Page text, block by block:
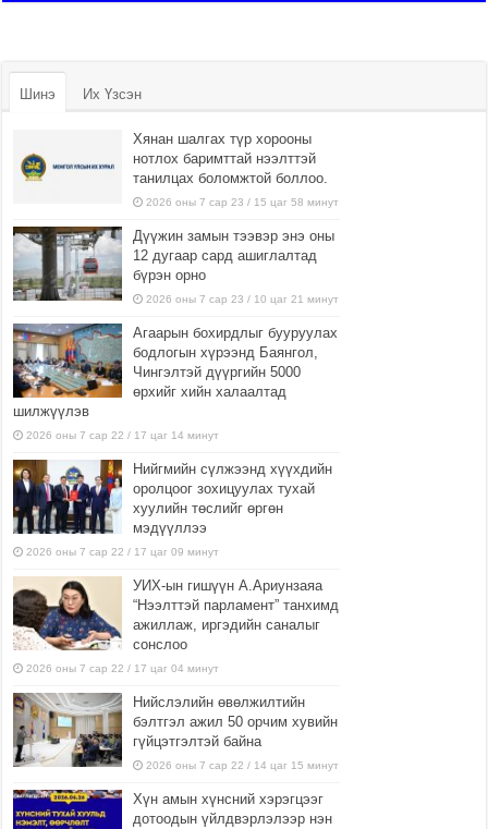
Шинэ Их Үзсэн
Хянан шалгах түр хорооны
нотлох баримттай нээлттэй
танилцах боломжтой боллоо.
2026 оны 7 сар 23 / 15 цаг 58 минут
Дүүжин замын тээвэр энэ оны
12 дугаар сард ашиглалтад
бүрэн орно
2026 оны 7 сар 23 / 10 цаг 21 минут
Агаарын бохирдлыг бууруулах
бодлогын хүрээнд Баянгол,
Чингэлтэй дүүргийн 5000
өрхийг хийн халаалтад
шилжүүлэв
2026 оны 7 сар 22 / 17 цаг 14 минут
Нийгмийн сүлжээнд хүүхдийн
оролцоог зохицуулах тухай
хуулийн төслийг өргөн
мэдүүллээ
2026 оны 7 сар 22 / 17 цаг 09 минут
УИХ-ын гишүүн А.Ариунзаяа
“Нээлттэй парламент” танхимд
ажиллаж, иргэдийн саналыг
сонслоо
2026 оны 7 сар 22 / 17 цаг 04 минут
Нийслэлийн өвөлжилтийн
бэлтгэл ажил 50 орчим хувийн
гүйцэтгэлтэй байна
2026 оны 7 сар 22 / 14 цаг 15 минут
Хүн амын хүнсний хэрэгцээг
дотоодын үйлдвэрлэлээр нэн